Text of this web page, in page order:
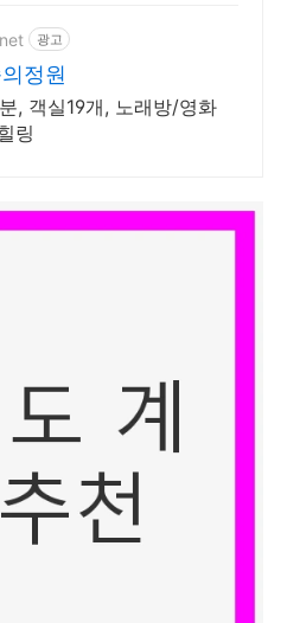
광고
정원
, 객실19개, 노래방/영화
링